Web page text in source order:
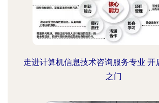
走进计算机信息技术咨询服务专业 开
之门